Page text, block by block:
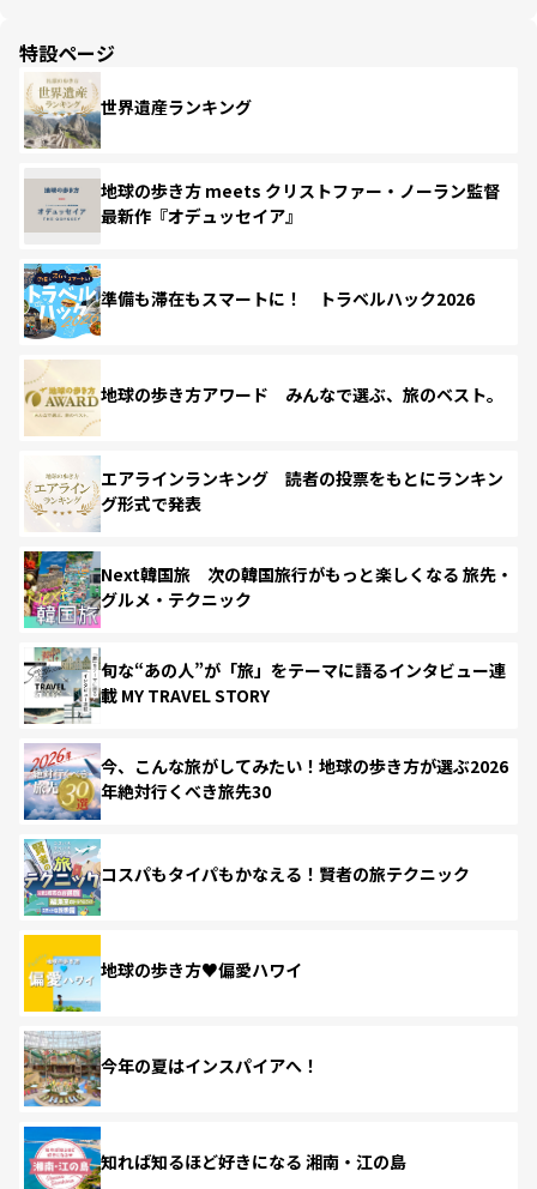
特設ページ
世界遺産ランキング
地球の歩き方 meets クリストファー・ノーラン監督
最新作『オデュッセイア』
準備も滞在もスマートに！ トラベルハック2026
地球の歩き方アワード みんなで選ぶ、旅のベスト。
エアラインランキング 読者の投票をもとにランキン
グ形式で発表
Next韓国旅 次の韓国旅行がもっと楽しくなる 旅先・
グルメ・テクニック
旬な“あの人”が「旅」をテーマに語るインタビュー連
載 MY TRAVEL STORY
今、こんな旅がしてみたい！地球の歩き方が選ぶ2026
年絶対行くべき旅先30
コスパもタイパもかなえる！賢者の旅テクニック
地球の歩き方♥偏愛ハワイ
今年の夏はインスパイアへ！
知れば知るほど好きになる 湘南・江の島